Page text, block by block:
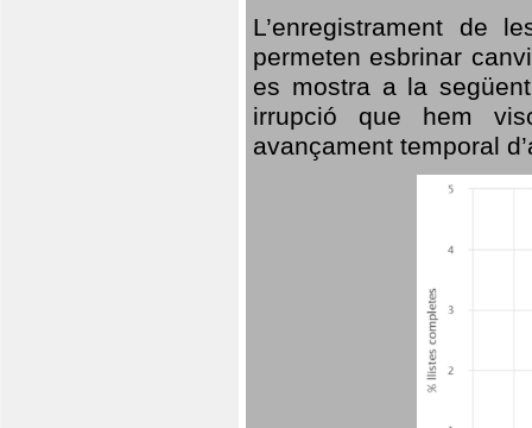
L’enregistrament de
permeten esbrinar
es mostra a la
irrupció que hem
avançament temporal